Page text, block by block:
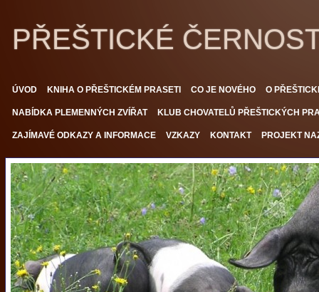
PŘEŠTICKÉ
ÚVOD KNIHA O PŘEŠTICKÉM PRASETI CO JE NOVÉHO O
NABÍDKA PLEMENNÝCH ZVÍŘAT KLUB CHOVATELŮ PŘEŠTICKÝCH
ZAJÍMAVÉ ODKAZY A INFORMACE VZKAZY KONTAKT PROJEKT